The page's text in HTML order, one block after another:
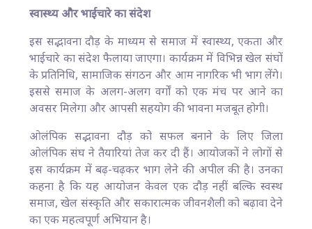
स्वास्थ्य और भाईचारे का संदेश
इस सद्भावना दौड़ के माध्यम से समाज में स्वास्थ्य, एकता और
भाईचारे का संदेश फैलाया जाएगा। कार्यक्रम में विभिन्न खेल संघों
के प्रतिनिधि, सामाजिक संगठन और आम नागरिक भी भाग लेंगे।
इससे समाज के अलग-अलग वर्गों को एक मंच पर आने का
अवसर मिलेगा और आपसी सहयोग की भावना मजबूत होगी।
ओलंपिक सद्भावना दौड़ को सफल बनाने के लिए जिला
ओलंपिक संघ ने तैयारियां तेज कर दी हैं। आयोजकों ने लोगों से
इस कार्यक्रम में बढ़-चढ़कर भाग लेने की अपील की है। उनका
कहना है कि यह आयोजन केवल एक दौड़ नहीं बल्कि स्वस्थ
समाज, खेल संस्कृति और सकारात्मक जीवनशैली को बढ़ावा देने
का एक महत्वपूर्ण अभियान है।